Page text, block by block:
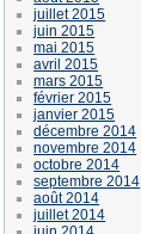
juillet 2015
juin 2015
mai 2015
avril 2015
mars 2015
février 2015
janvier 2015
décembre 2014
novembre 2014
octobre 2014
septembre 2014
août 2014
juillet 2014